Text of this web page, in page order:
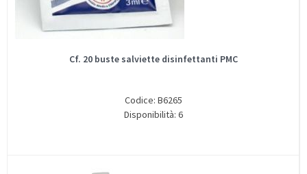
Cf. 20 buste salviette disinfettanti PMC
Codice: B6265
Disponibilità: 6